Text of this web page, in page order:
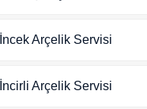
İncek Arçelik Servisi
İncirli Arçelik Servisi